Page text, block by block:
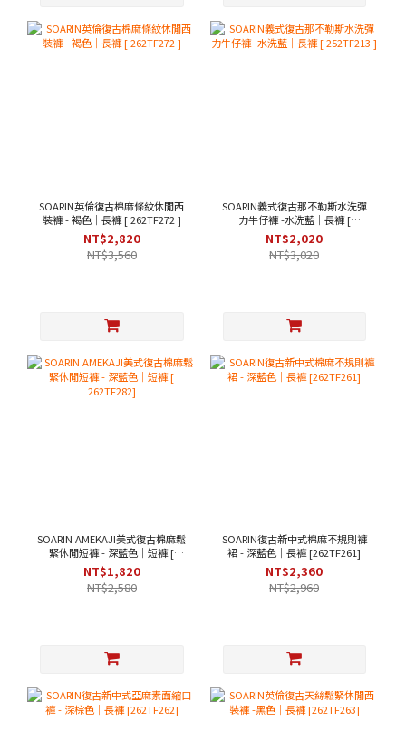
SOARIN英倫復古棉麻條紋休閒西
裝褲 - 褐色｜長褲 [ 262TF272 ]
NT$2,820
NT$3,560
SOARIN義式復古那不勒斯水洗彈
力牛仔褲 -水洗藍｜長褲 [
252TF213 ]
NT$2,020
NT$3,020
SOARIN AMEKAJI美式復古棉麻鬆
緊休閒短褲 - 深藍色｜短褲 [
262TF282]
NT$1,820
NT$2,580
SOARIN復古新中式棉麻不規則褲
裙 - 深藍色｜長褲 [262TF261]
NT$2,360
NT$2,960